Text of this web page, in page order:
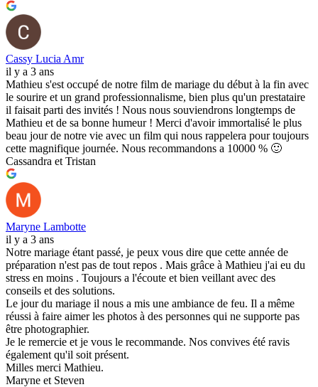
Cassy Lucia Amr
il y a 3 ans
Mathieu s'est occupé de notre film de mariage du début à la fin avec
le sourire et un grand professionnalisme, bien plus qu'un prestataire
il faisait parti des invités ! Nous nous souviendrons longtemps de
Mathieu et de sa bonne humeur ! Merci d'avoir immortalisé le plus
beau jour de notre vie avec un film qui nous rappelera pour toujours
cette magnifique journée. Nous recommandons a 10000 % 🙂
Cassandra et Tristan
Maryne Lambotte
il y a 3 ans
Notre mariage étant passé, je peux vous dire que cette année de
préparation n'est pas de tout repos . Mais grâce à Mathieu j'ai eu du
stress en moins . Toujours a l'écoute et bien veillant avec des
conseils et des solutions.
Le jour du mariage il nous a mis une ambiance de feu. Il a même
réussi à faire aimer les photos à des personnes qui ne supporte pas
être photographier.
Je le remercie et je vous le recommande. Nos convives été ravis
également qu'il soit présent.
Milles merci Mathieu.
Maryne et Steven